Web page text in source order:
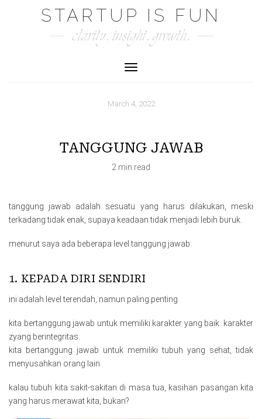
STARTUP IS FUN
clarity. insight. growth.
Toggle Navigation
March 4, 2022
TANGGUNG JAWAB
2 min read
tanggung jawab adalah sesuatu yang harus dilakukan, meski
terkadang tidak enak, supaya keadaan tidak menjadi lebih buruk.
menurut saya ada beberapa level tanggung jawab:
1. KEPADA DIRI SENDIRI
ini adalah level terendah, namun paling penting.
kita bertanggung jawab untuk memiliki karakter yang baik. karakter
zyang berintegritas.
kita bertanggung jawab untuk memiliki tubuh yang sehat, tidak
menyusahkan orang lain.
kalau tubuh kita sakit-sakitan di masa tua, kasihan pasangan kita
yang harus merawat kita, bukan?